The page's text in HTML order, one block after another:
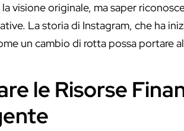
visione originale, ma saper
La storia di Instagram, che ha
un cambio di rotta possa portare
le Risorse